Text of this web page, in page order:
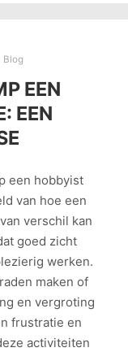
Blog
EEN
EEN
een hobbyist
van hoe een
verschil kan
goed zicht
werken.
maken of
en vergroting
frustratie en
activiteiten